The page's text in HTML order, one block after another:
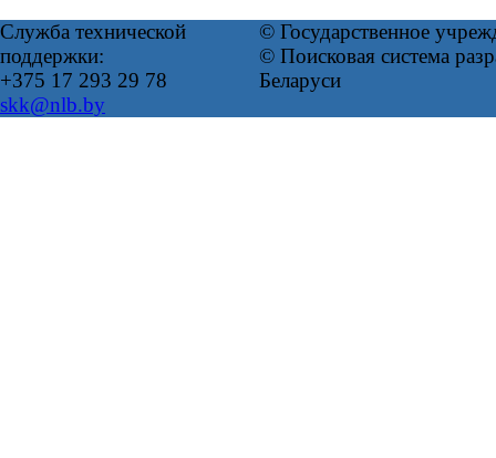
Служба технической
поддержки:
+375 17 293 29 78
skk@nlb.by
© Государственное
© Поисковая система
Беларуси